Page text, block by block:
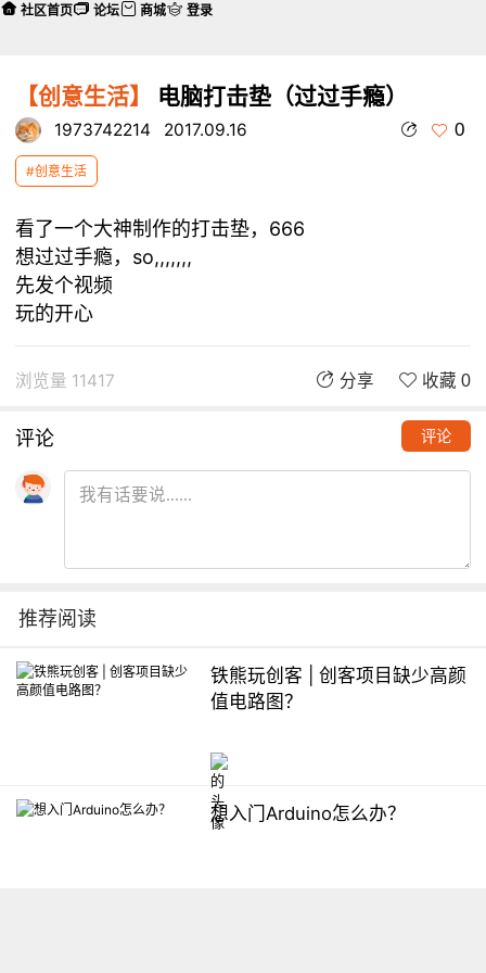
【创意生活】 电脑打击垫（过过手瘾）
1973742214 2017.09.16 0
#创意生活
看了一个大神制作的打击垫，666
想过过手瘾，so,,,,,,,
先发个视频
玩的开心
浏览量 11417 分享 收藏 0
评论 评论
推荐阅读
铁熊玩创客 | 创客项目缺少高颜
值电路图？
想入门Arduino怎么办？
社区首页 论坛 商城 登录